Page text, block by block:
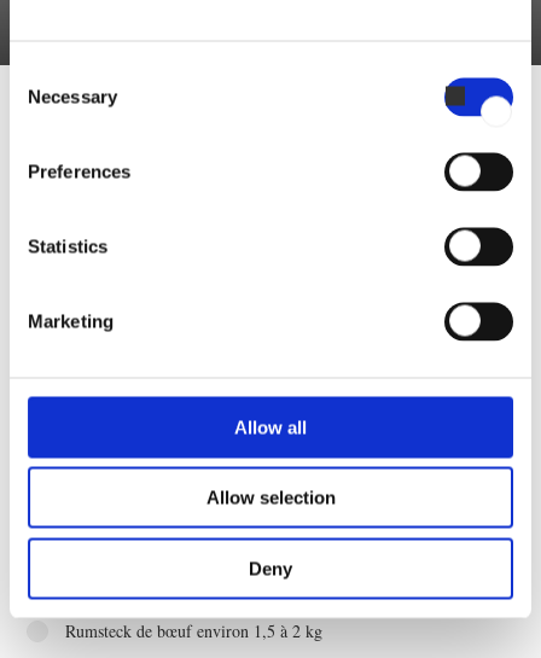
Consent
Selection
Necessary
Preferences
Statistics
Marketing
Allow all
Allow selection
Deny
fonction de cuisson lente d’un four Invoq. Essayez notre recette
de nuit pour un repas délicieusement pratique.
Rumsteck de bœuf environ 1,5 à 2 kg